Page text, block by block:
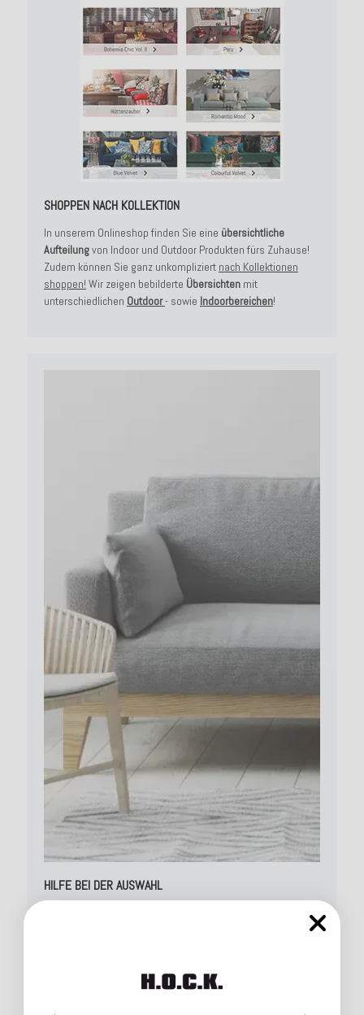
SHOPPEN NACH KOLLEKTION
In unserem Onlineshop finden Sie eine übersichtliche
Aufteilungvon Indoor und Outdoor Produkten fürs Zuhause!
Zudem können Sie ganz unkompliziert nach Kollektionen
shoppen! Wir zeigen bebilderte Übersichten mit
unterschiedlichen Outdoor- sowie Indoorbereichen!
HILFE BEI DER AUSWAHL
Inspirationen in unseren aktuellen
BLOG